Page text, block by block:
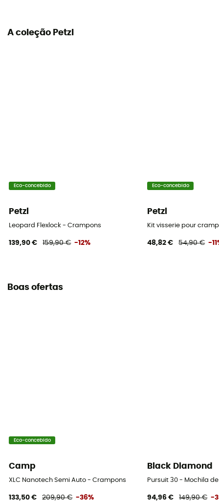
A coleção Petzl
Eco-concebido
Petzl
Leopard Flexlock - Crampons
139,90 € 159,90 € -12%
Eco-concebido
Petzl
Kit visserie pour
48,82 € 54,90 € -
Boas ofertas
Eco-concebido
Camp
XLC Nanotech Semi Auto - Crampons
133,50 € 209,90 € -36%
Black Diamond
Pursuit 30 - Mochila
94,96 € 149,90 € -